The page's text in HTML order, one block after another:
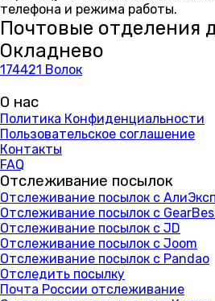
телефона и режима работы.
Почтовые отделения
Окладнево
174421 Волок
О нас
Политика Конфиденциальности
Пользовательское соглашение
Контакты
FAQ
Отслеживание посылок
Отслеживание посылок с
Отслеживание посылок с
Отслеживание посылок с JD
Отслеживание посылок с Joom
Отслеживание посылок с Pandao
Отследить посылку
Почта России отслеживание